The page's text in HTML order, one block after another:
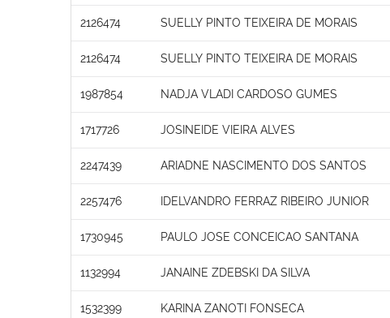
2126474 SUELLY PINTO TEIXEIRA DE MORAIS
2126474 SUELLY PINTO TEIXEIRA DE MORAIS
1987854 NADJA VLADI CARDOSO GUMES
1717726 JOSINEIDE VIEIRA ALVES
2247439 ARIADNE NASCIMENTO DOS SANTOS
2257476 IDELVANDRO FERRAZ RIBEIRO JUNIOR
1730945 PAULO JOSE CONCEICAO SANTANA
1132994 JANAINE ZDEBSKI DA SILVA
1532399 KARINA ZANOTI FONSECA